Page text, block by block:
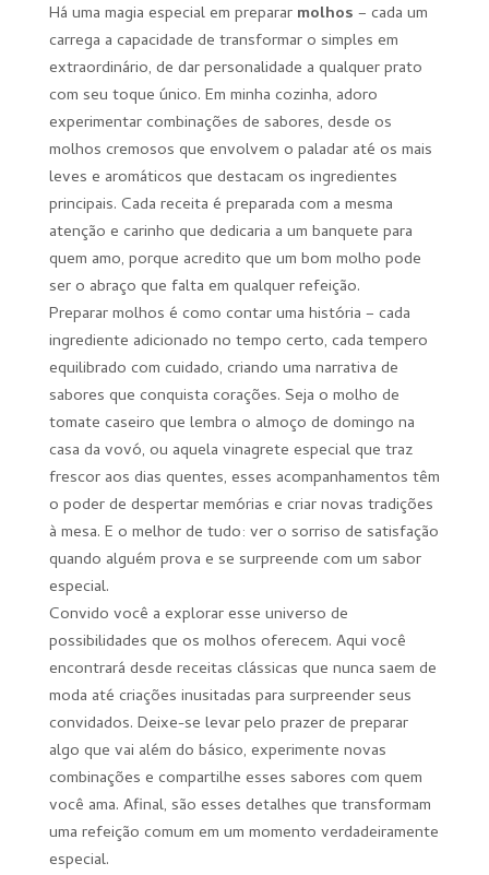
Há uma magia especial em preparar molhos – cada um
carrega a capacidade de transformar o simples em
extraordinário, de dar personalidade a qualquer prato
com seu toque único. Em minha cozinha, adoro
experimentar combinações de sabores, desde os
molhos cremosos que envolvem o paladar até os mais
leves e aromáticos que destacam os ingredientes
principais. Cada receita é preparada com a mesma
atenção e carinho que dedicaria a um banquete para
quem amo, porque acredito que um bom molho pode
ser o abraço que falta em qualquer refeição.
Preparar molhos é como contar uma história – cada
ingrediente adicionado no tempo certo, cada tempero
equilibrado com cuidado, criando uma narrativa de
sabores que conquista corações. Seja o molho de
tomate caseiro que lembra o almoço de domingo na
casa da vovó, ou aquela vinagrete especial que traz
frescor aos dias quentes, esses acompanhamentos têm
o poder de despertar memórias e criar novas tradições
à mesa. E o melhor de tudo: ver o sorriso de satisfação
quando alguém prova e se surpreende com um sabor
especial.
Convido você a explorar esse universo de
possibilidades que os molhos oferecem. Aqui você
encontrará desde receitas clássicas que nunca saem de
moda até criações inusitadas para surpreender seus
convidados. Deixe-se levar pelo prazer de preparar
algo que vai além do básico, experimente novas
combinações e compartilhe esses sabores com quem
você ama. Afinal, são esses detalhes que transformam
uma refeição comum em um momento verdadeiramente
especial.